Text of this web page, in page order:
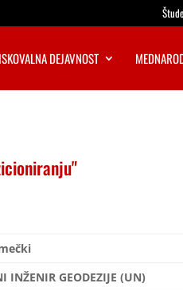
DEJAVNOST
INŽENIR GEODEZIJE (UN)